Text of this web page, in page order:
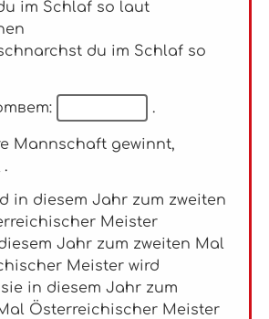
im Schlaf so laut
du im Schlaf so
.
Mannschaft gewinnt,
.
in diesem Jahr zum zweiten
Meister
Jahr zum zweiten Mal
Meister wird
in diesem Jahr zum
Österreichischer Meister